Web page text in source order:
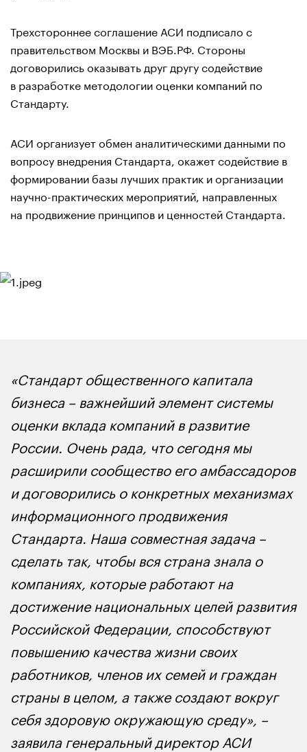
Трехстороннее соглашение АСИ подписало с
правительством Москвы и ВЭБ.РФ. Стороны
договорились оказывать друг другу содействие
в разработке методологии оценки компаний по
Стандарту.
АСИ организует обмен аналитическими данными по
вопросу внедрения Стандарта, окажет содействие в
формировании базы лучших практик и организации
научно-практических мероприятий, направленных
на продвижение принципов и ценностей Стандарта.
«Стандарт общественного капитала
бизнеса – важнейший элемент системы
оценки вклада компаний в развитие
России. Очень рада, что сегодня мы
расширили сообщество его амбассадоров
и договорились о конкретных механизмах
информационного продвижения
Стандарта. Наша совместная задача –
сделать так, чтобы вся страна знала о
компаниях, которые работают на
достижение национальных целей развития
Российской Федерации, способствуют
повышению качества жизни своих
работников, членов их семей и граждан
страны в целом, а также создают вокруг
себя здоровую окружающую среду», –
заявила генеральный директор АСИ